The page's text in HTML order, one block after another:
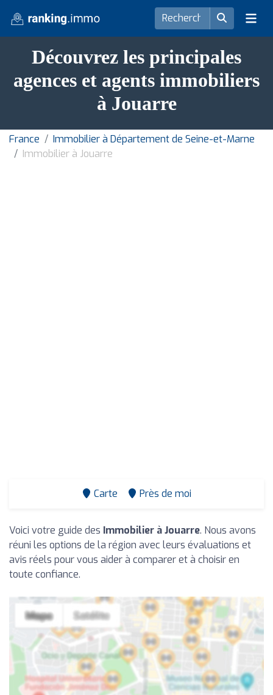
Découvrez les principales
agences et agents immobiliers
à Jouarre
France
Immobilier à Département de Seine-et-Marne
Immobilier à Jouarre
Carte Près de moi
Voici votre guide des Immobilier à Jouarre. Nous avons
réuni les options de la région avec leurs évaluations et
avis réels pour vous aider à comparer et à choisir en
toute confiance.